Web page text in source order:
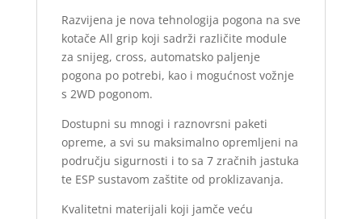
Razvijena je nova tehnologija pogona na sve
kotače All grip koji sadrži različite module
za snijeg, cross, automatsko paljenje
pogona po potrebi, kao i mogućnost vožnje
s 2WD pogonom.
Dostupni su mnogi i raznovrsni paketi
opreme, a svi su maksimalno opremljeni na
području sigurnosti i to sa 7 zračnih jastuka
te ESP sustavom zaštite od proklizavanja.
Kvalitetni materijali koji jamče veću